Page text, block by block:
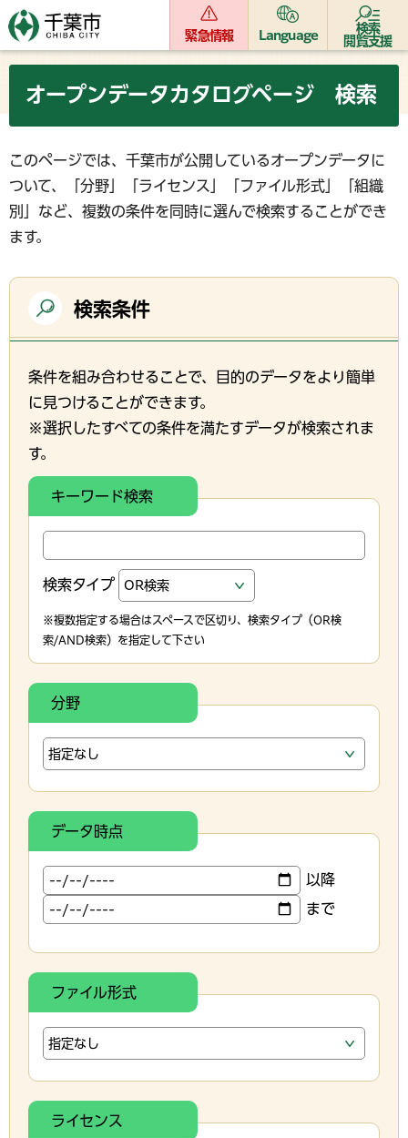
緊急情報 Language
検索
閲覧支援
オープンデータカタログページ 検索
このページでは、千葉市が公開しているオープンデータに
ついて、「分野」「ライセンス」「ファイル形式」「組織
別」など、複数の条件を同時に選んで検索することができ
ます。
検索条件
条件を組み合わせることで、目的のデータをより簡単
に見つけることができます。
※選択したすべての条件を満たすデータが検索されま
す。
キーワード検索
検索タイプ
※複数指定する場合はスペースで区切り、検索タイプ（OR検
索/AND検索）を指定して下さい
分野
データ時点
以降
まで
ファイル形式
ライセンス